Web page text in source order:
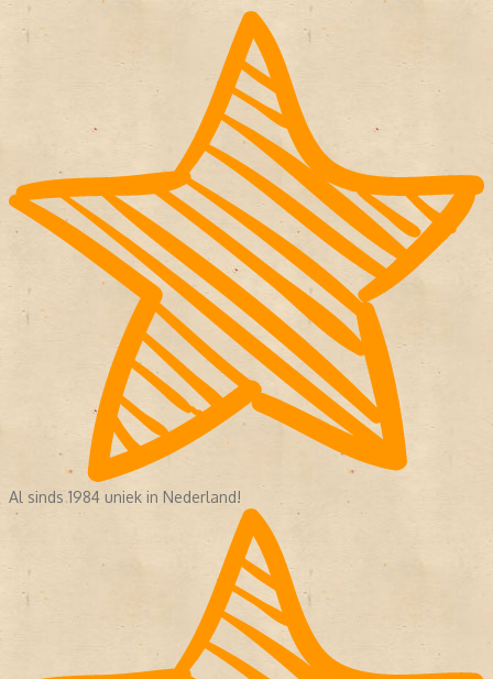
Al sinds 1984 uniek in Nederland!